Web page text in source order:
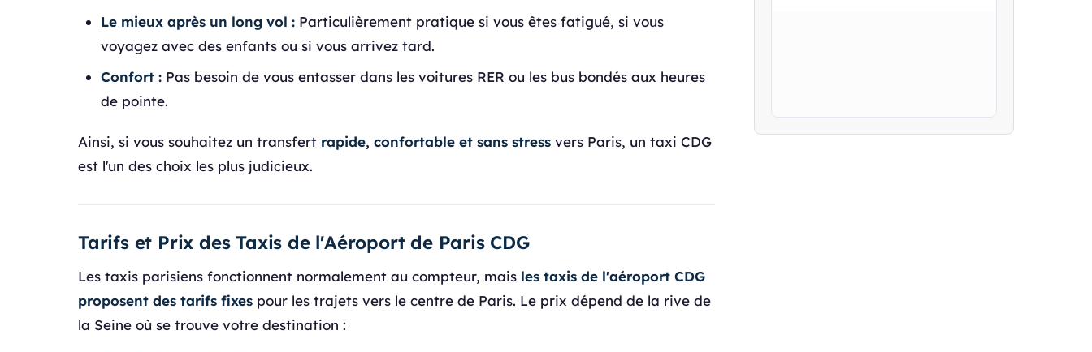
Le mieux après un long vol : Particulièrement pratique si vous êtes fatigué, si vous
voyagez avec des enfants ou si vous arrivez tard.
Confort : Pas besoin de vous entasser dans les voitures RER ou les bus bondés aux heures
de pointe.
Ainsi, si vous souhaitez un transfert rapide, confortable et sans stress vers Paris, un taxi CDG
est l'un des choix les plus judicieux.
Tarifs et Prix des Taxis de l'Aéroport de Paris CDG
Les taxis parisiens fonctionnent normalement au compteur, mais les taxis de l'aéroport CDG
proposent des tarifs fixes pour les trajets vers le centre de Paris. Le prix dépend de la rive de
la Seine où se trouve votre destination :